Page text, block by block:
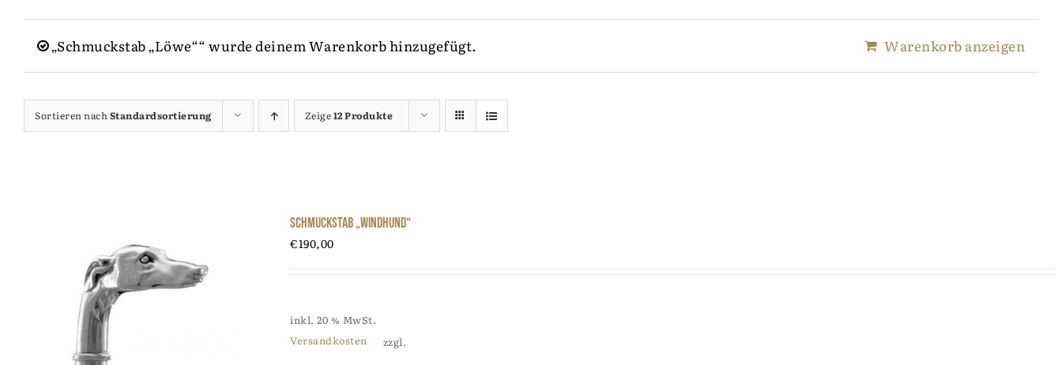
„Schmuckstab „Löwe““ wurde deinem Warenkorb hinzugefügt. Warenkorb anzeigen
Sortieren nachStandardsortierung Zeige12 Produkte
Schmuckstab „Windhund“
€190,00
inkl. 20 % MwSt.
zzgl.
Versandkosten